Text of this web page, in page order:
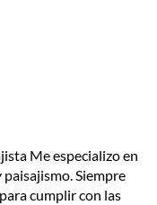
Me especializo en
Siempre
cumplir con las